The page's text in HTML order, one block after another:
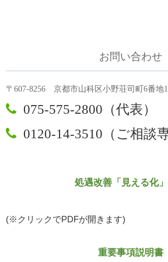
お問い合わせ
〒607-8256 京都市山科区小野荘司町6番地1
 075-575-2800（代表）
 0120-14-3510（ご相談
処遇改善「見える化
(※クリックでPDFが開きます)
重要事項説明書